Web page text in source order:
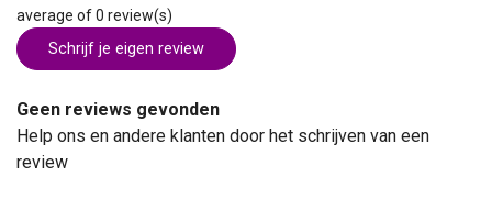
average of 0 review(s)
Schrijf je eigen review
Geen reviews gevonden
Help ons en andere klanten door het schrijven van een
review